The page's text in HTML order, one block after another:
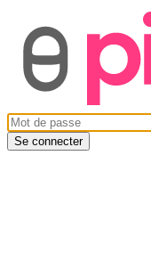
Se connecter